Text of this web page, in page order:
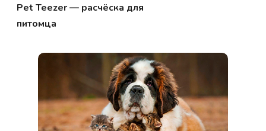
Pet Teezer — расчёска для
питомца